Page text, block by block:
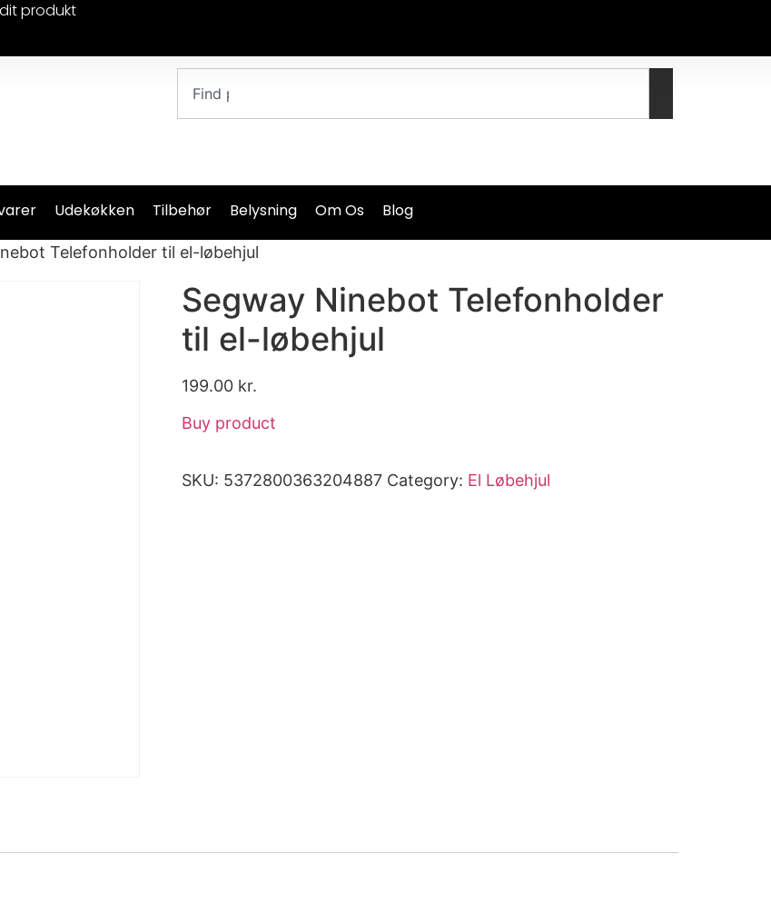
produkt
Udekøkken Tilbehør Belysning Om Os Blog
Telefonholder til el-løbehjul
Segway Ninebot Telefonholder
til el-løbehjul
199.00 kr.
Buy product
SKU: 5372800363204887 Category: El Løbehjul